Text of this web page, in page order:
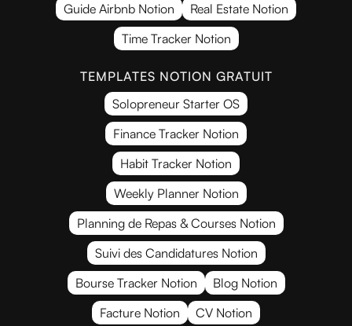
Guide Airbnb Notion
Real Estate Notion
Time Tracker Notion
TEMPLATES NOTION GRATUIT
Solopreneur Starter OS
Finance Tracker Notion
Habit Tracker Notion
Weekly Planner Notion
Planning de Repas & Courses Notion
Suivi des Candidatures Notion
Bourse Tracker Notion
Blog Notion
Facture Notion
CV Notion